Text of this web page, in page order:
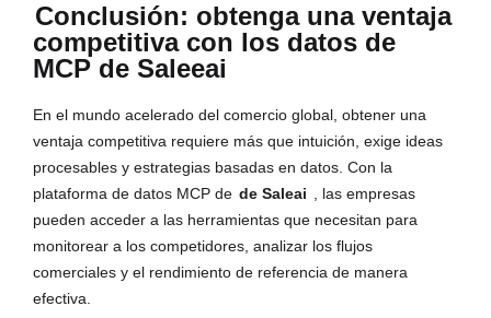
Conclusión: obtenga una ventaja
competitiva con los datos de
MCP de Saleeai
En el mundo acelerado del comercio global, obtener una
ventaja competitiva requiere más que intuición, exige ideas
procesables y estrategias basadas en datos. Con la
plataforma de datos MCP de de Saleai , las empresas
pueden acceder a las herramientas que necesitan para
monitorear a los competidores, analizar los flujos
comerciales y el rendimiento de referencia de manera
efectiva.